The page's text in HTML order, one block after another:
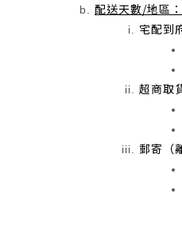
配送天數/地區：
宅配到
超商取
郵寄（